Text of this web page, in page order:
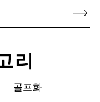
리
골프화